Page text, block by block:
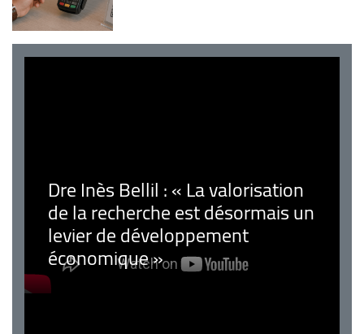
Dre Inès Bellil : « La valorisation
de la recherche est désormais un
levier de développement
économique »